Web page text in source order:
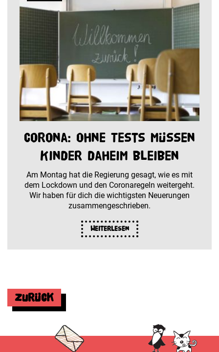
Corona: Ohne Tests müssen
Kinder daheim bleiben
Am Montag hat die Regierung gesagt, wie es mit
dem Lockdown und den Coronaregeln weitergeht.
Wir haben für dich die wichtigsten Neuerungen
zusammengeschrieben.
Weiterlesen
Zurück